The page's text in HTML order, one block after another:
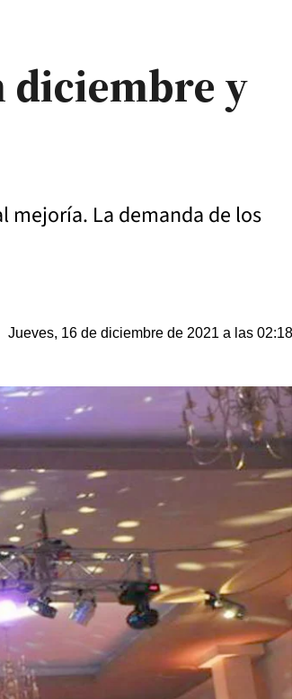
diciembre y
mejoría. La demanda de los
Jueves, 16 de diciembre de 2021 a las 02:18